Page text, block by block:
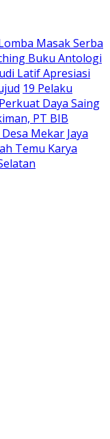
Masak Serba
Buku Antologi
Latif Apresiasi
19 Pelaku
Daya Saing
PT BIB
Mekar Jaya
Temu Karya